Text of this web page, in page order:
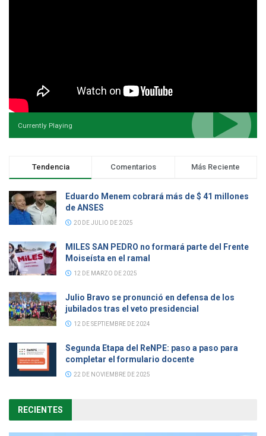
Currently Playing
Tendencia Comentarios Más Reciente
Eduardo Menem cobrará más de $ 41 millones
de ANSES
20 DE JULIO DE 2025
MILES SAN PEDRO no formará parte del Frente
Moiseísta en el ramal
12 DE MARZO DE 2025
Julio Bravo se pronunció en defensa de los
jubilados tras el veto presidencial
12 DE SEPTIEMBRE DE 2024
Segunda Etapa del ReNPE: paso a paso para
completar el formulario docente
22 DE NOVIEMBRE DE 2025
RECIENTES